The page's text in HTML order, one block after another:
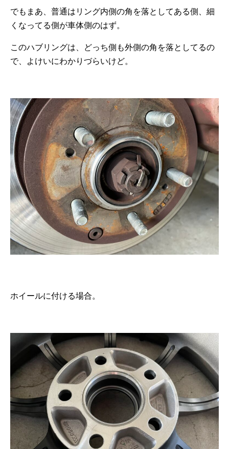
でもまあ、普通はリング内側の角を落としてある側、細
くなってる側が車体側のはず。
このハブリングは、どっち側も外側の角を落としてるの
で、よけいにわかりづらいけど。
ホイールに付ける場合。